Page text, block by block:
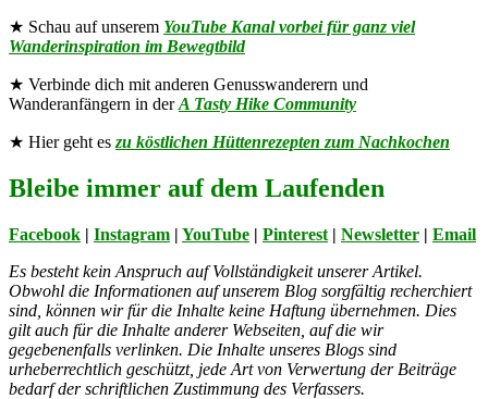
★ Schau auf unserem YouTube Kanal vorbei für ganz viel
Wanderinspiration im Bewegtbild
★ Verbinde dich mit anderen Genusswanderern und
Wanderanfängern in derA Tasty Hike Community
★ Hier geht es zu köstlichen Hüttenrezepten zum Nachkochen
Bleibe immer auf dem Laufenden
Facebook | Instagram | YouTube | Pinterest | Newsletter | Email
Es besteht kein Anspruch auf Vollständigkeit unserer Artikel.
Obwohl die Informationen auf unserem Blog sorgfältig recherchiert
sind, können wir für die Inhalte keine Haftung übernehmen. Dies
gilt auch für die Inhalte anderer Webseiten, auf die wir
gegebenenfalls verlinken. Die Inhalte unseres Blogs sind
urheberrechtlich geschützt, jede Art von Verwertung der Beiträge
bedarf der schriftlichen Zustimmung des Verfassers.